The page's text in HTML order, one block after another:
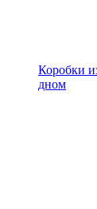
Коробки
дном